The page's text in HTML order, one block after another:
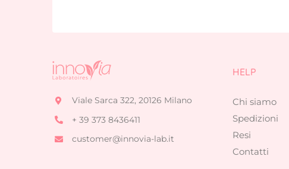
Viale Sarca 322, 20126 Milano
+ 39 373 8436411
customer@innovia-lab.it
HELP
Chi siamo
Spedizioni
Resi
Contatti